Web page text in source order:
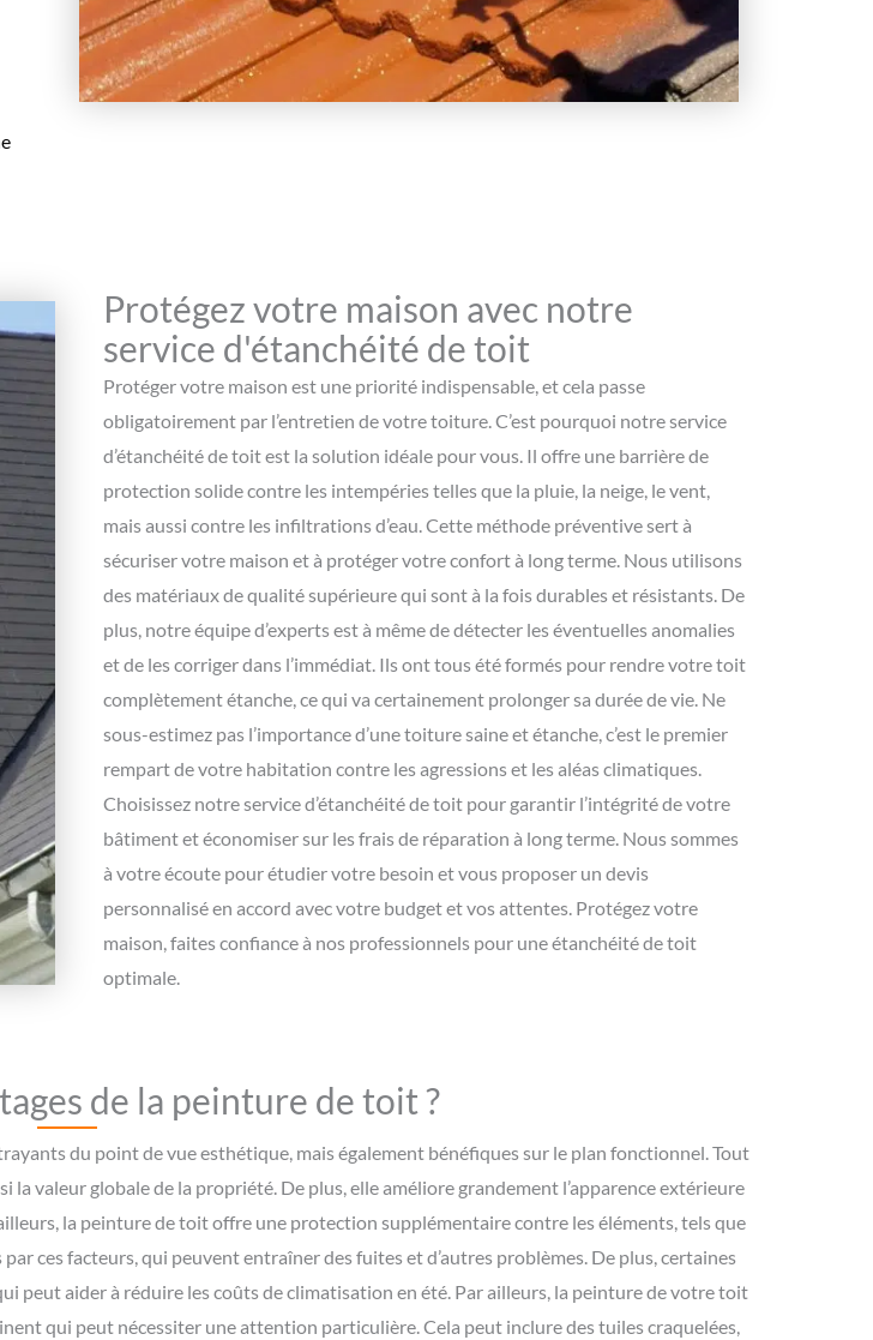
Protégez votre maison avec notre
service d'étanchéité de toit
Protéger votre maison est une priorité indispensable, et cela passe
obligatoirement par l’entretien de votre toiture. C’est pourquoi notre service
d’étanchéité de toit est la solution idéale pour vous. Il offre une barrière de
protection solide contre les intempéries telles que la pluie, la neige, le vent,
mais aussi contre les infiltrations d’eau. Cette méthode préventive sert à
sécuriser votre maison et à protéger votre confort à long terme. Nous utilisons
des matériaux de qualité supérieure qui sont à la fois durables et résistants. De
plus, notre équipe d’experts est à même de détecter les éventuelles anomalies
et de les corriger dans l’immédiat. Ils ont tous été formés pour rendre votre toit
complètement étanche, ce qui va certainement prolonger sa durée de vie. Ne
sous-estimez pas l’importance d’une toiture saine et étanche, c’est le premier
rempart de votre habitation contre les agressions et les aléas climatiques.
Choisissez notre service d’étanchéité de toit pour garantir l’intégrité de votre
bâtiment et économiser sur les frais de réparation à long terme. Nous sommes
à votre écoute pour étudier votre besoin et vous proposer un devis
personnalisé en accord avec votre budget et vos attentes. Protégez votre
maison, faites confiance à nos professionnels pour une étanchéité de toit
optimale.
de la peinture de toit ?
du point de vue esthétique, mais également bénéfiques sur le plan fonctionnel. Tout
valeur globale de la propriété. De plus, elle améliore grandement l’apparence extérieure
la peinture de toit offre une protection supplémentaire contre les éléments, tels que
ces facteurs, qui peuvent entraîner des fuites et d’autres problèmes. De plus, certaines
peut aider à réduire les coûts de climatisation en été. Par ailleurs, la peinture de votre toit
qui peut nécessiter une attention particulière. Cela peut inclure des tuiles craquelées,